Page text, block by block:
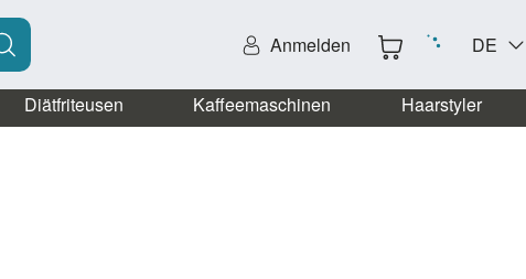
Anmelden DE
Diätfriteusen Kaffeemaschinen Haarstyler